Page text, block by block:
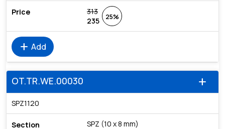
313
235
25%
add Add
add
OT.TR.WE.00030
SPZ1120
SPZ (10 x 8 mm)